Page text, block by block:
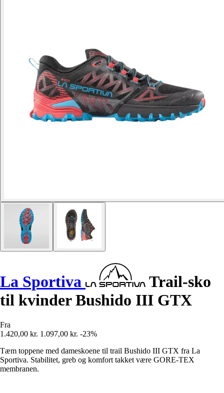
La Sportiva
Trail-sko
til kvinder Bushido III GTX
Fra
1.420,00 kr. 1.097,00 kr. -23%
Tæm toppene med dameskoene til trail Bushido III GTX fra La
Sportiva. Stabilitet, greb og komfort takket være GORE-TEX
membranen.